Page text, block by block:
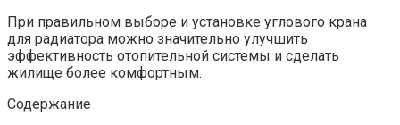
При правильном выборе и установке углового крана
для радиатора можно значительно улучшить
эффективность отопительной системы и сделать
жилище более комфортным.
Содержание